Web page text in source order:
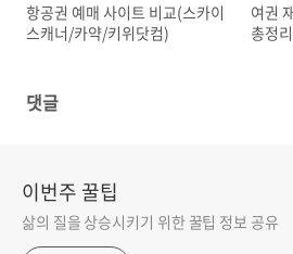
항공권 예매 사이트 비교(스카이
스캐너/카약/키위닷컴)
여권
총정리
댓글
이번주 꿀팁
삶의 질을 상승시키기 위한 꿀팁 정보 공유